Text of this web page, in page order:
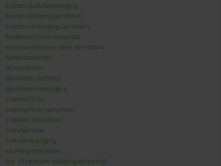
kosten statutenwijziging
kosten stichting oprichten
kosten vereniging oprichten
kwaliteitsfonds notariaat
meerwerkkosten door de notaris
Notaristelefoon
nv oprichten
oprichten stichting
oprichten vereniging
stamrecht bv
stamrecht bv oprichten
statuten opzoeken
statuten vzw
statutenwijziging
stichting oprichten
top 10 tarieven stichting en bedrijf